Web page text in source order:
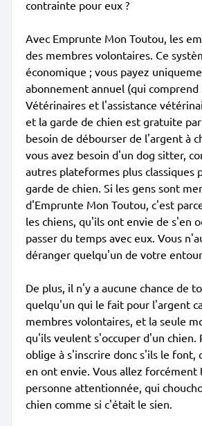
contrainte pour eux ?
Avec Emprunte Mon Toutou, les
des membres volontaires. Ce
économique ; vous payez
abonnement annuel (qui comprend
Vétérinaires et l'assistance
et la garde de chien est gratuite
besoin de débourser de l'argent à
vous avez besoin d'un dog sitter,
autres plateformes plus classiques
garde de chien. Si les gens sont
d'Emprunte Mon Toutou, c'est
les chiens, qu'ils ont envie de s'en
passer du temps avec eux. Vous
déranger quelqu'un de votre
De plus, il n'y a aucune chance de
quelqu'un qui le fait pour l'argent
membres volontaires, et la seule
qu'ils veulent s'occuper d'un chien.
oblige à s'inscrire donc s'ils le font,
en ont envie. Vous allez forcément
personne attentionnée, qui
chien comme si c'était le sien.